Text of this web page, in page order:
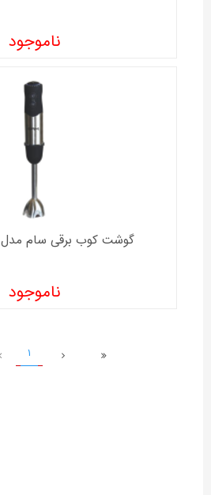
ناموجود
گوشت کوب برقی سام مدل HM-610 STR
ناموجود
1